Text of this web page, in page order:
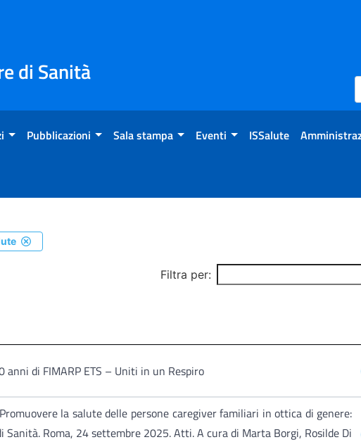
di Sanità
Pubblicazioni Sala stampa Eventi ISSalute
Filtra per:
anni di FIMARP ETS – Uniti in un Respiro
la salute delle persone caregiver familiari in ottica di genere:
Roma, 24 settembre 2025. Atti. A cura di Marta Borgi, Rosilde Di